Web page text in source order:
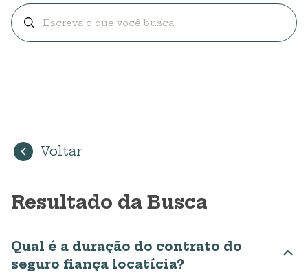
Voltar
Resultado da Busca
Qual é a duração do contrato do
seguro fiança locatícia?